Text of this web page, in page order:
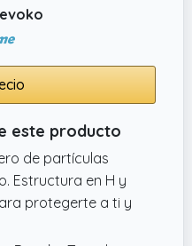
este producto
de partículas
Estructura en H y
protegerte a ti y